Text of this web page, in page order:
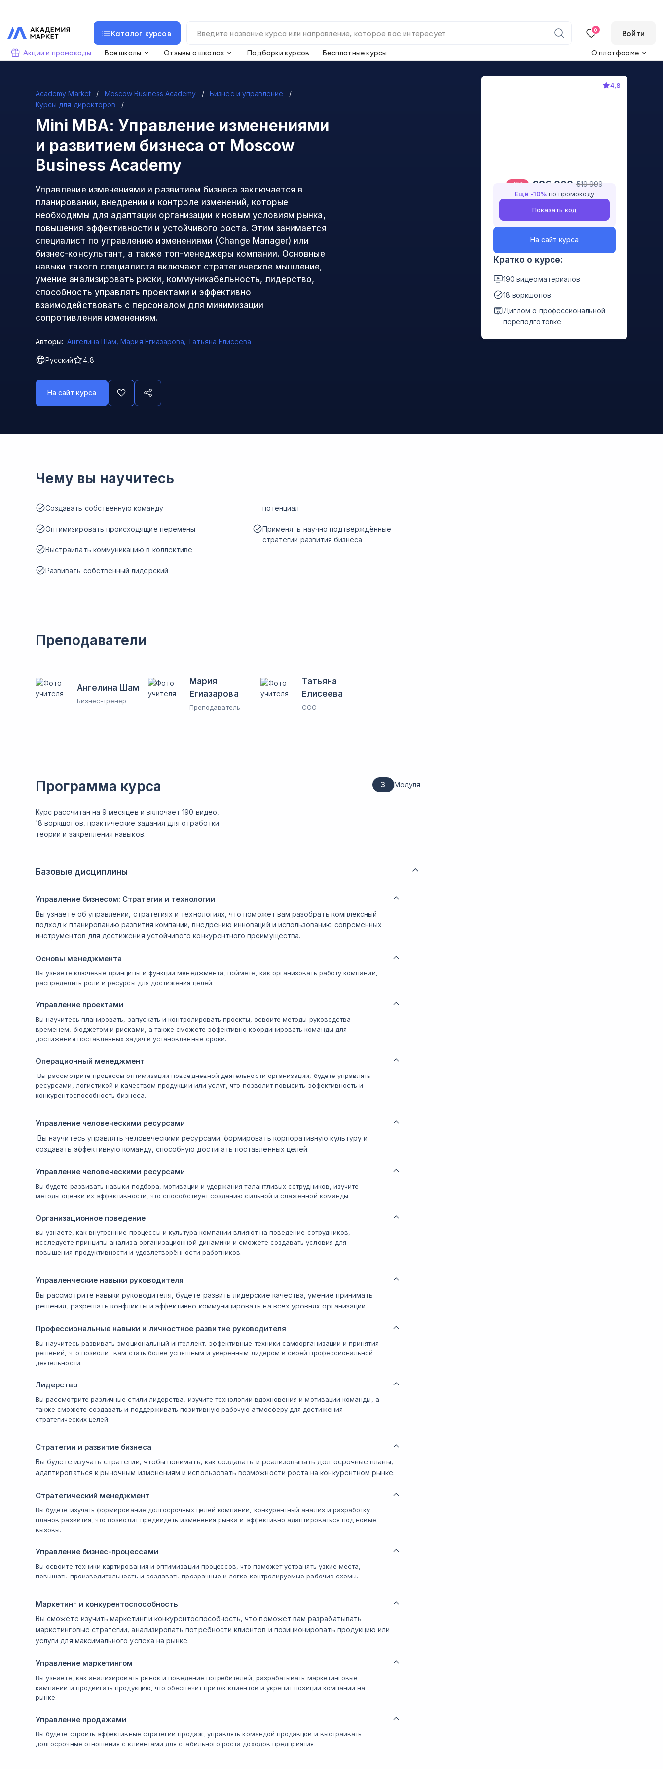
Каталог курсов 0 Войти
Акции и промокоды Все школы Отзывы о школах Подборки курсов Бесплатные курсы О платформе
Academy Market Moscow Business Academy
Бизнес и управление
Курсы для директоров
Mini МВА: Управление изменениями
и развитием бизнеса от Moscow
Business Academy
Управление изменениями и развитием бизнеса заключается в
планировании, внедрении и контроле изменений, которые
необходимы для адаптации организации к новым условиям рынка,
повышения эффективности и устойчивого роста. Этим занимается
специалист по управлению изменениями (Change Manager) или
бизнес-консультант, а также топ-менеджеры компании. Основные
навыки такого специалиста включают стратегическое мышление,
умение анализировать риски, коммуникабельность, лидерство,
способность управлять проектами и эффективно
взаимодействовать с персоналом для минимизации
сопротивления изменениям.
Авторы: Ангелина Шам,Мария Егиазарова, Татьяна Елисеева
Русский 4,8
На сайт курса
4,8
-45% 286 000 519 999
Ещё -10% по промокоду
Показать код
На сайт курса
Кратко о курсе:
190 видеоматериалов
18 воркшопов
Диплом о профессиональной
переподготовке
Чему вы научитесь
Создавать собственную команду
Оптимизировать происходящие перемены
Выстраивать коммуникацию в коллективе
Развивать собственный лидерский
потенциал
Применять научно подтверждённые
стратегии развития бизнеса
Преподаватели
Ангелина Шам
Бизнес-тренер
Мария
Егиазарова
Преподаватель
Татьяна
Елисеева
СОО
Программа курса
Курс рассчитан на 9 месяцев и включает 190 видео,
18 воркшопов, практические задания для отработки
теории и закрепления навыков.
3 Модуля
Базовые дисциплины
Управление бизнесом: Стратегии и технологии
Вы узнаете об управлении, стратегиях и технологиях, что поможет вам разобрать комплексный
подход к планированию развития компании, внедрению инноваций и использованию современных
инструментов для достижения устойчивого конкурентного преимущества.
Основы менеджмента
Вы узнаете ключевые принципы и функции менеджмента, поймёте, как организовать работу компании,
распределить роли и ресурсы для достижения целей.
Управление проектами
Вы научитесь планировать, запускать и контролировать проекты, освоите методы руководства
временем, бюджетом и рисками, а также сможете эффективно координировать команды для
достижения поставленных задач в установленные сроки.
Операционный менеджмент
Вы рассмотрите процессы оптимизации повседневной деятельности организации, будете управлять
ресурсами, логистикой и качеством продукции или услуг, что позволит повысить эффективность и
конкурентоспособность бизнеса.
Управление человеческими ресурсами
Вы научитесь управлять человеческими ресурсами, формировать корпоративную культуру и
создавать эффективную команду, способную достигать поставленных целей.
Управление человеческими ресурсами
Вы будете развивать навыки подбора, мотивации и удержания талантливых сотрудников, изучите
методы оценки их эффективности, что способствует созданию сильной и слаженной команды.
Организационное поведение
Вы узнаете, как внутренние процессы и культура компании влияют на поведение сотрудников,
исследуете принципы анализа организационной динамики и сможете создавать условия для
повышения продуктивности и удовлетворённости работников.
Управленческие навыки руководителя
Вы рассмотрите навыки руководителя, будете развить лидерские качества, умение принимать
решения, разрешать конфликты и эффективно коммуницировать на всех уровнях организации.
Профессиональные навыки и личностное развитие руководителя
Вы научитесь развивать эмоциональный интеллект, эффективные техники самоорганизации и принятия
решений, что позволит вам стать более успешным и уверенным лидером в своей профессиональной
деятельности.
Лидерство
Вы рассмотрите различные стили лидерства, изучите технологии вдохновения и мотивации команды, а
также сможете создавать и поддерживать позитивную рабочую атмосферу для достижения
стратегических целей.
Стратегии и развитие бизнеса
Вы будете изучать стратегии, чтобы понимать, как создавать и реализовывать долгосрочные планы,
адаптироваться к рыночным изменениям и использовать возможности роста на конкурентном рынке.
Стратегический менеджмент
Вы будете изучать формирование долгосрочных целей компании, конкурентный анализ и разработку
планов развития, что позволит предвидеть изменения рынка и эффективно адаптироваться под новые
вызовы.
Управление бизнес-процессами
Вы освоите техники картирования и оптимизации процессов, что поможет устранять узкие места,
повышать производительность и создавать прозрачные и легко контролируемые рабочие схемы.
Маркетинг и конкурентоспособность
Вы сможете изучить маркетинг и конкурентоспособность, что поможет вам разрабатывать
маркетинговые стратегии, анализировать потребности клиентов и позиционировать продукцию или
услуги для максимального успеха на рынке.
Управление маркетингом
Вы узнаете, как анализировать рынок и поведение потребителей, разрабатывать маркетинговые
кампании и продвигать продукцию, что обеспечит приток клиентов и укрепит позиции компании на
рынке.
Управление продажами
Вы будете строить эффективные стратегии продаж, управлять командой продавцов и выстраивать
долгосрочные отношения с клиентами для стабильного роста доходов предприятия.